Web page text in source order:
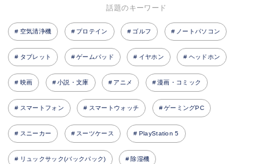
話題のキーワード
空気清浄機 プロテイン ゴルフ ノートパソコン
タブレット ゲームパッド イヤホン ヘッドホン
映画 小説・文庫 アニメ 漫画・コミック
スマートフォン スマートウォッチ ゲーミングPC
スニーカー スーツケース PlayStation 5
リュックサック(バックパック) 除湿機